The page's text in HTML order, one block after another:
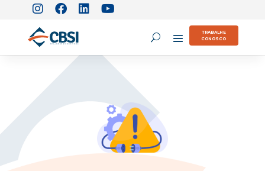
TRABALHE
CONOSCO